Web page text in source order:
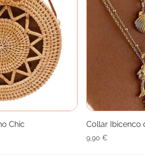
Chic Collar Ibicenco
9,90 €